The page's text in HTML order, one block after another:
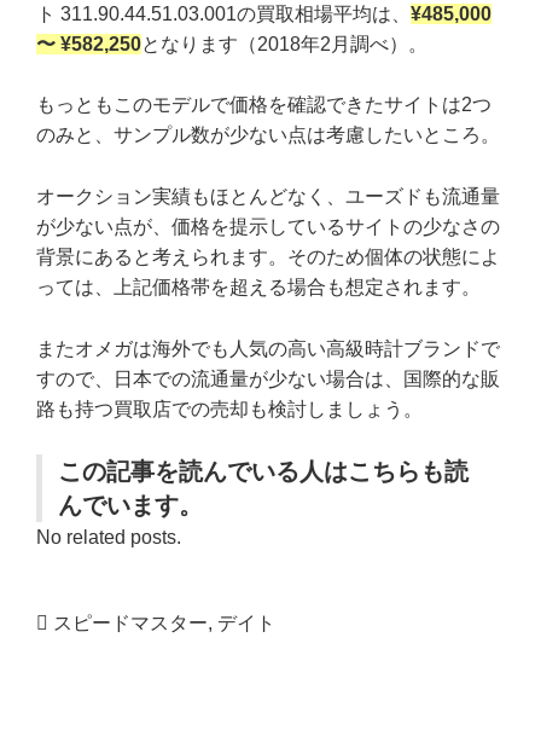
ト 311.90.44.51.03.001の買取相場平均は、 ¥485,000
〜 ¥582,250となります（2018年2月調べ）。
もっともこのモデルで価格を確認できたサイトは2つ
のみと、サンプル数が少ない点は考慮したいところ。
オークション実績もほとんどなく、ユーズドも流通量
が少ない点が、価格を提示しているサイトの少なさの
背景にあると考えられます。そのため個体の状態によ
っては、上記価格帯を超える場合も想定されます。
またオメガは海外でも人気の高い高級時計ブランドで
すので、日本での流通量が少ない場合は、国際的な販
路も持つ買取店での売却も検討しましょう。
この記事を読んでいる人はこちらも読
んでいます。
No related posts.
スピードマスター, デイト